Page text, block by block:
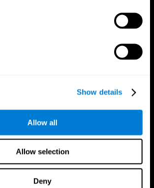
Show details
Allow all
Allow selection
Deny
App Di CogniFit